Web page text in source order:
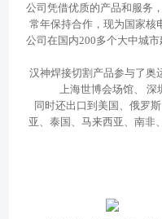
公司凭借优质的产品和服务
常年保持合作，现为国家核
公司在国内200多个大中城
汉神焊接切割产品参与了奥
上海世博会场馆、
同时还出口到美国、俄罗
亚、泰国、马来西亚、南非